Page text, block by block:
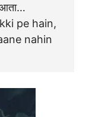
pe hain,
nahin